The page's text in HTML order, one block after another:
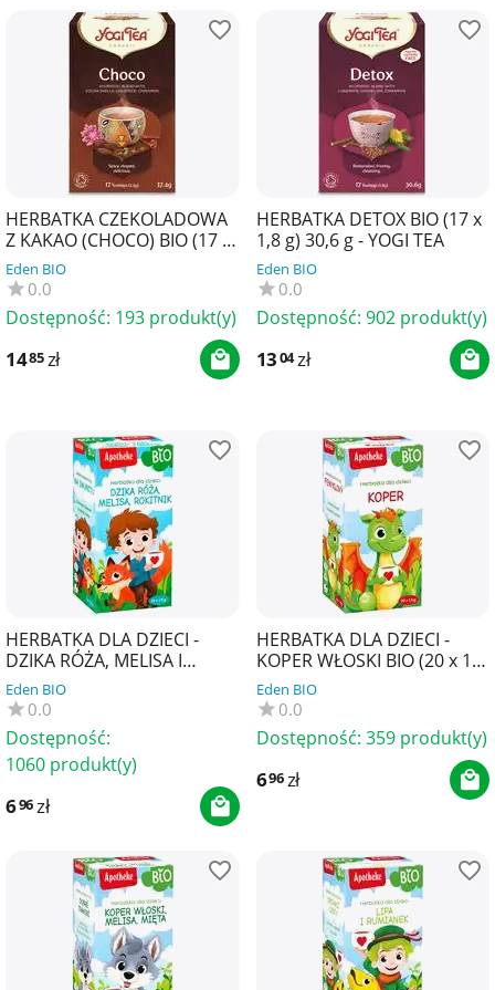
HERBATKA CZEKOLADOWA
Z KAKAO (CHOCO) BIO (17 x
2,2 g) 37,4 g - YOGI TEA
Eden BIO
0.0
Dostępność: 193 produkt(y)
1485zł
HERBATKA DETOX BIO (17 x
1,8 g) 30,6 g - YOGI TEA
Eden BIO
0.0
Dostępność: 902 produkt(y)
1304zł
HERBATKA DLA DZIECI -
DZIKA RÓŻA, MELISA I
ROKITNIK BIO (20 x 1,5 g) 30
g - APOTHEKE
Eden BIO
0.0
Dostępność:
1060 produkt(y)
696zł
HERBATKA DLA DZIECI -
KOPER WŁOSKI BIO (20 x 1,5
g) 30 g - APOTHEKE
Eden BIO
0.0
Dostępność: 359 produkt(y)
696zł